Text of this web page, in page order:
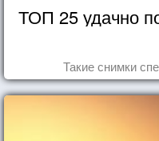
ТОП 25 удачно
Такие снимки